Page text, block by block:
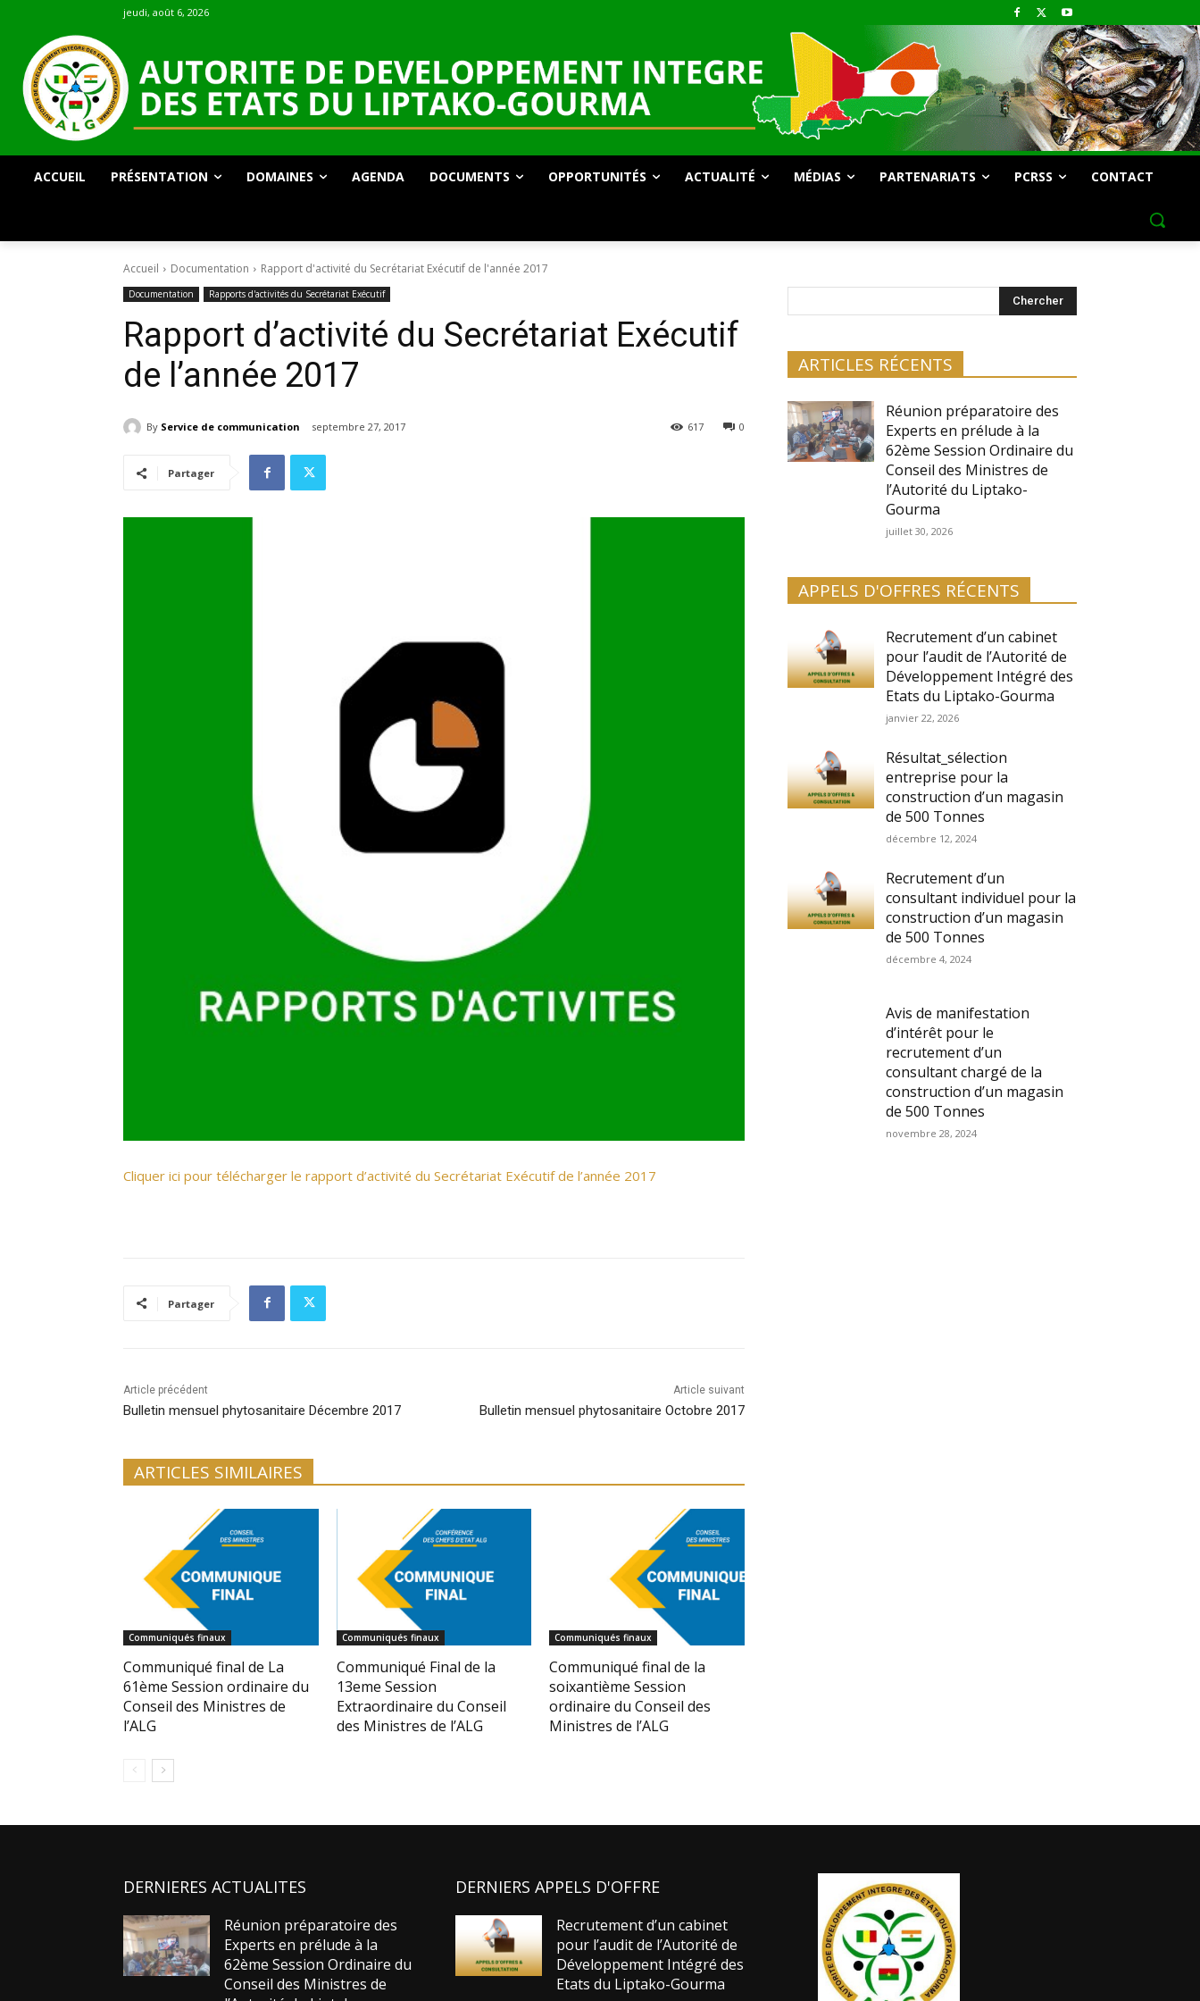
jeudi, août 6, 2026
ACCUEIL PRÉSENTATION DOMAINES AGENDA DOCUMENTS OPPORTUNITÉS ACTUALITÉ MÉDIAS PARTENARIATS PCRSS CONTACT
Accueil Documentation Rapport d'activité du Secrétariat Exécutif de l'année 2017
Documentation Rapports d'activités du Secrétariat Exécutif
Rapport d’activité du Secrétariat Exécutif
de l’année 2017
By Service de communication septembre 27, 2017 0
617
Partager
Cliquer ici pour télécharger le rapport d’activité du Secrétariat Exécutif de l’année 2017
Partager
Article précédent
Bulletin mensuel phytosanitaire Décembre 2017
Article suivant
Bulletin mensuel phytosanitaire Octobre 2017
ARTICLES SIMILAIRES
Communiqués finaux
Communiqué final de La
61ème Session ordinaire du
Conseil des Ministres de
l’ALG
Communiqués finaux
Communiqué Final de la
13eme Session
Extraordinaire du Conseil
des Ministres de l’ALG
Communiqués finaux
Communiqué final de la
soixantième Session
ordinaire du Conseil des
Ministres de l’ALG
Chercher
ARTICLES RÉCENTS
Réunion préparatoire des
Experts en prélude à la
62ème Session Ordinaire du
Conseil des Ministres de
l’Autorité du Liptako-
Gourma
juillet 30, 2026
APPELS D'OFFRES RÉCENTS
Recrutement d’un cabinet
pour l’audit de l’Autorité de
Développement Intégré des
Etats du Liptako-Gourma
janvier 22, 2026
Résultat_sélection
entreprise pour la
construction d’un magasin
de 500 Tonnes
décembre 12, 2024
Recrutement d’un
consultant individuel pour la
construction d’un magasin
de 500 Tonnes
décembre 4, 2024
Avis de manifestation
d’intérêt pour le
recrutement d’un
consultant chargé de la
construction d’un magasin
de 500 Tonnes
novembre 28, 2024
DERNIERES ACTUALITES
Réunion préparatoire des
Experts en prélude à la
62ème Session Ordinaire du
Conseil des Ministres de
DERNIERS APPELS D'OFFRE
Recrutement d’un cabinet
pour l’audit de l’Autorité de
Développement Intégré des
Etats du Liptako-Gourma